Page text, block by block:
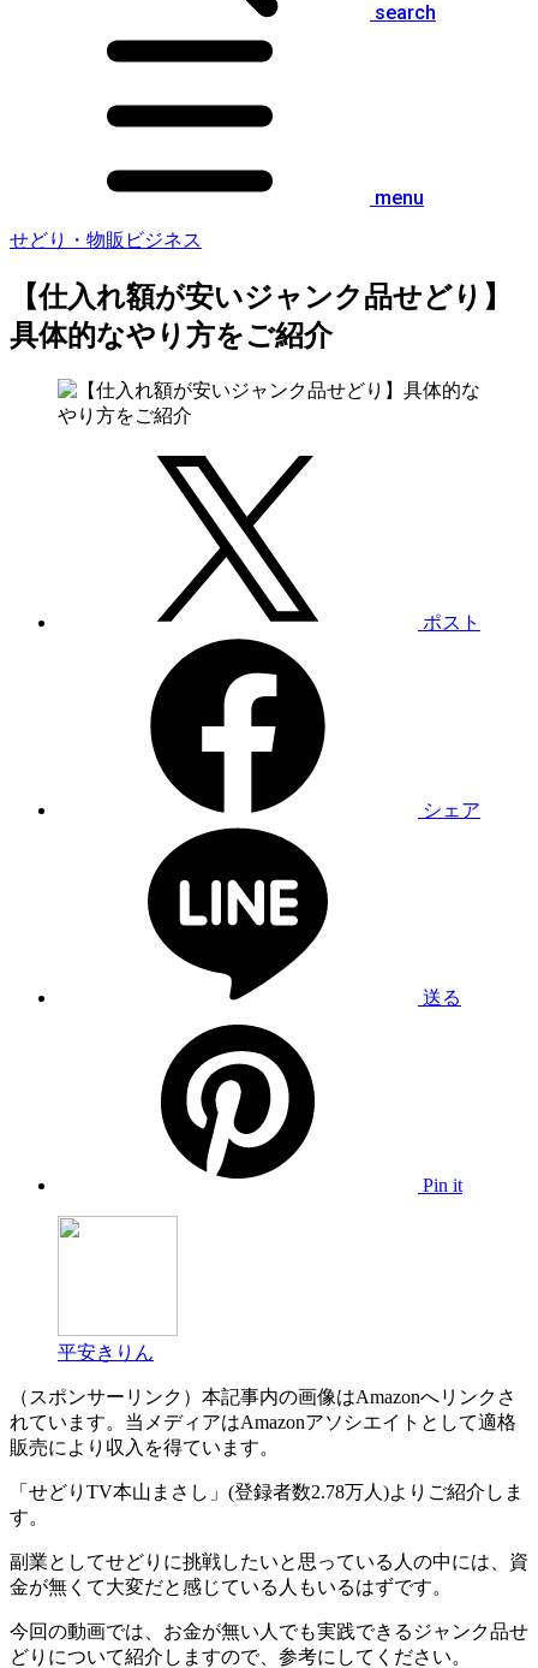
search
menu
せどり・物販ビジネス
【仕入れ額が安いジャンク品せどり】
具体的なやり方をご紹介
ポスト
シェア
送る
Pin it
平安きりん
（スポンサーリンク）本記事内の画像はAmazonへリンクさ
れています。当メディアはAmazonアソシエイトとして適格
販売により収入を得ています。
「せどりTV本山まさし」(登録者数2.78万人)よりご紹介しま
す。
副業としてせどりに挑戦したいと思っている人の中には、資
金が無くて大変だと感じている人もいるはずです。
今回の動画では、お金が無い人でも実践できるジャンク品せ
どりについて紹介しますので、参考にしてください。